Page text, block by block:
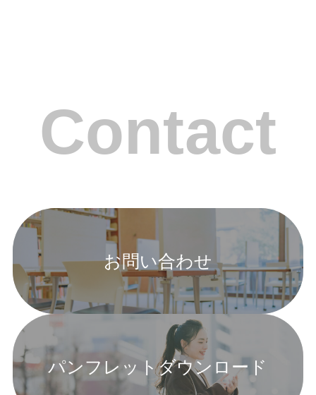
Contact
お問い合わせ
パンフレットダウンロード